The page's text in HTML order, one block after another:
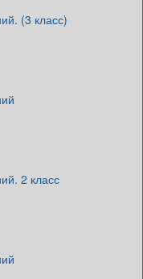
(3 класс)
2 класс